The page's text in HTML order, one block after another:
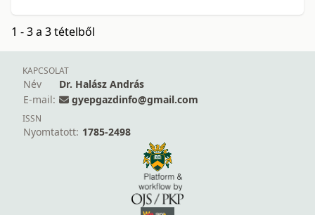
1 - 3 a 3 tételből
KAPCSOLAT
Név
Dr. Halász András
E-mail:
gyepgazdinfo@gmail.com
ISSN
Nyomtatott: 1785-2498